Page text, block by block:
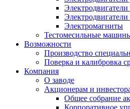
Электромагниты
Тестомесильные
Возможности
Производство
Поверка и калибровка
Компания
О заводе
Акционерам и
Общее собрание
Корпоративное